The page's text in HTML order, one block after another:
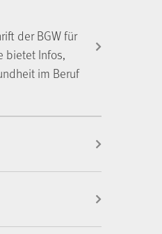
der BGW für
bietet Infos,
im Beruf